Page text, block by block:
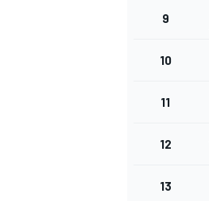
9
10
11
12
13